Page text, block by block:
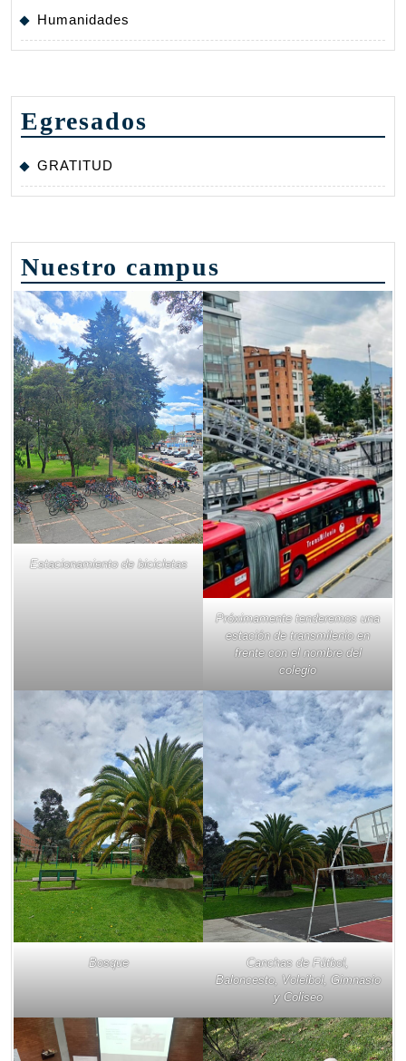
Humanidades
Egresados
GRATITUD
Nuestro campus
Estacionamiento de bicicletas
Próximamente tenderemos una
estación de transmilenio en
frente con el nombre del
colegio
Bosque
Canchas de Fútbol,
Baloncesto, Voleibol, Gimnasio
y Coliseo